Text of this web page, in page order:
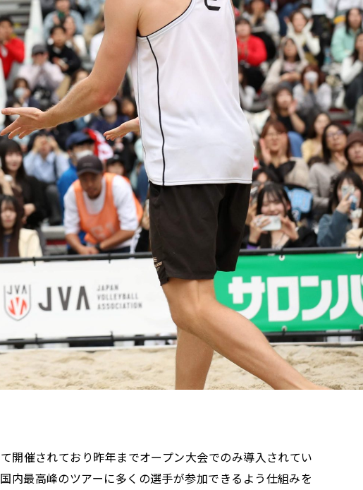
開催されており昨年までオープン大会でのみ導入されてい
内最高峰のツアーに多くの選手が参加できるよう仕組みを